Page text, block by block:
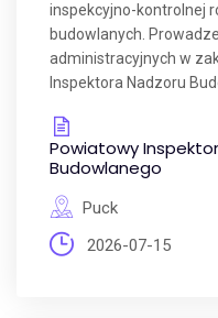
inspekcyjno-kontrolnej
budowlanych.
administracyjnych w
Inspektora Nadzoru
Powiatowy
Budowlanego
Puck
2026-07-15